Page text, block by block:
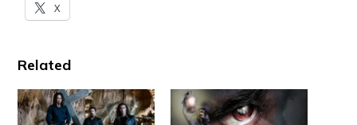
X
Related